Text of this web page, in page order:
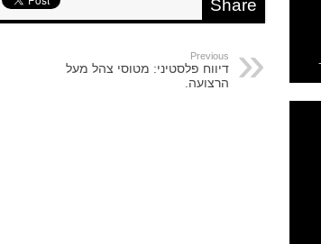
Share
Previous
דיווח פלסטיני: מטוסי צהל מעל
הרצועה.